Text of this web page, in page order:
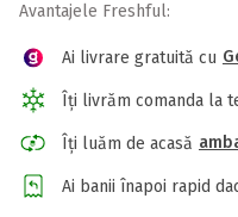
Avantajele Freshful:
Ai livrare gratuită cu
Îți livrăm comanda la
Îți luăm de acasă
Ai banii înapoi rapid